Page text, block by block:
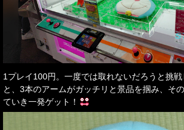
1プレイ100円。一度では取れないだろうと挑
と、3本のアームがガッチリと景品を掴み、そ
ていき一発ゲット！